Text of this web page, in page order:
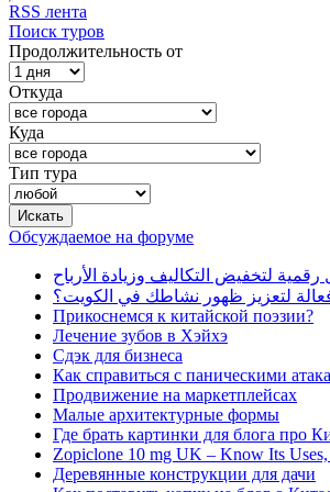
RSS лента
Поиск туров
Продолжительность от
Откуда
Куда
Тип тура
Обсуждаемое на форуме
لتخفيض التكاليف وزيادة الأرباح
لتعزيز ظهور نشاطك في الكويت؟
Прикоснемся к китайской поэзии?
Лечение зубов в Хэйхэ
Сдэк для бизнеса
Как справиться с паническими
Продвижение на маркетплейсах
Малые архитектурные формы
Где брать картинки для блога про
Zopiclone 10 mg UK – Know Its
Деревянные конструкции для дачи